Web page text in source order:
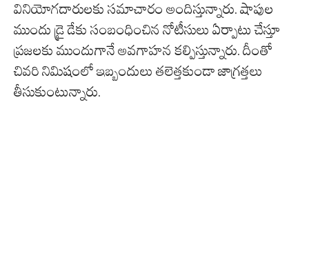
వినియోగదారులకు సమాచారం అందిస్తున్నారు. షాపుల
ముందు డ్రై డేకు సంబంధించిన నోటీసులు ఏర్పాటు చేస్తూ
ప్రజలకు ముందుగానే అవగాహన కల్పిస్తున్నారు. దీంతో
చివరి నిమిషంలో ఇబ్బందులు తలెత్తకుండా జాగ్రత్తలు
తీసుకుంటున్నారు.